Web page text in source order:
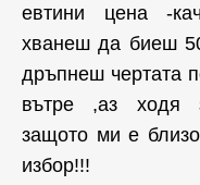
евтини цена -
хванеш да биеш
дръпнеш чертата
вътре ,аз ходя
защото ми е
избор!!!